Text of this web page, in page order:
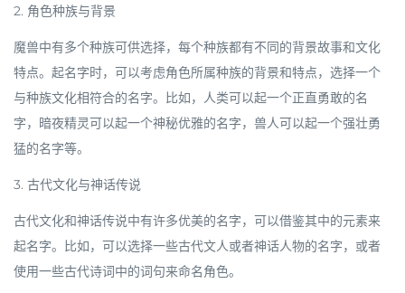
2. 角色种族与背景
魔兽中有多个种族可供选择，每个种族都有不同的背景故事和文化
特点。起名字时，可以考虑角色所属种族的背景和特点，选择一个
与种族文化相符合的名字。比如，人类可以起一个正直勇敢的名
字，暗夜精灵可以起一个神秘优雅的名字，兽人可以起一个强壮勇
猛的名字等。
3. 古代文化与神话传说
古代文化和神话传说中有许多优美的名字，可以借鉴其中的元素来
起名字。比如，可以选择一些古代文人或者神话人物的名字，或者
使用一些古代诗词中的词句来命名角色。